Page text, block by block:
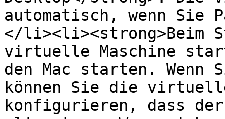
automatisch, wenn
</li><li><strong>Beim
virtuelle Maschine
den Mac starten. Wenn
können Sie die
konfigurieren, dass